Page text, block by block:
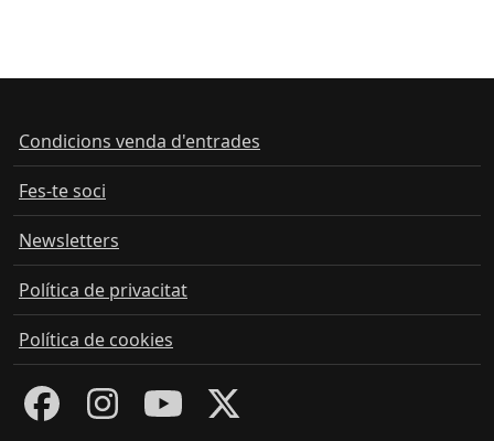
Condicions venda d'entrades
Fes-te soci
Newsletters
Política de privacitat
Política de cookies